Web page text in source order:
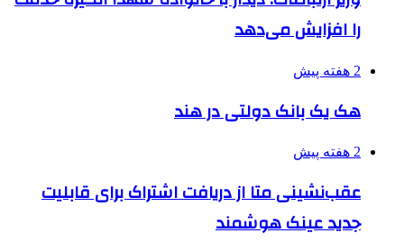
را افزایش می‌دهد
2 هفته پیش
هک یک بانک دولتی در هند
2 هفته پیش
عقب‌نشینی متا از دریافت اشتراک برای قابلیت
جدید عینک هوشمند